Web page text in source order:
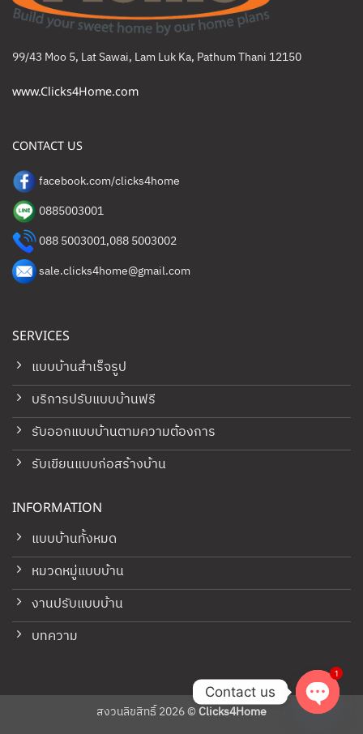
99/43 Moo 5, Lat Sawai, Lam Luk Ka, Pathum Thani 12150
www.Clicks4Home.com
SERVICES
แบบบ้านสำเร็จรูป
บริการปรับแบบบ้านฟรี
รับออกแบบบ้านตามความต้องการ
รับเขียนแบบก่อสร้างบ้าน
INFORMATION
แบบบ้านทั้งหมด
หมวดหมู่แบบบ้าน
งานปรับแบบบ้าน
บทความ
CONTACT US
facebook.com/clicks4home
0885003001
088 5003001,088 5003002
sale.clicks4home@gmail.com
สงวนลิขสิทธิ์ 2026 ©Clicks4Home
Contact us
1